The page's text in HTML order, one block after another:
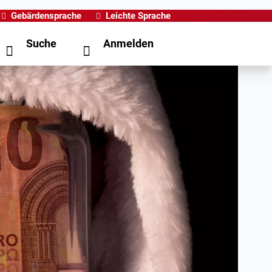
Gebärdensprache Leichte Sprache
Suche Anmelden